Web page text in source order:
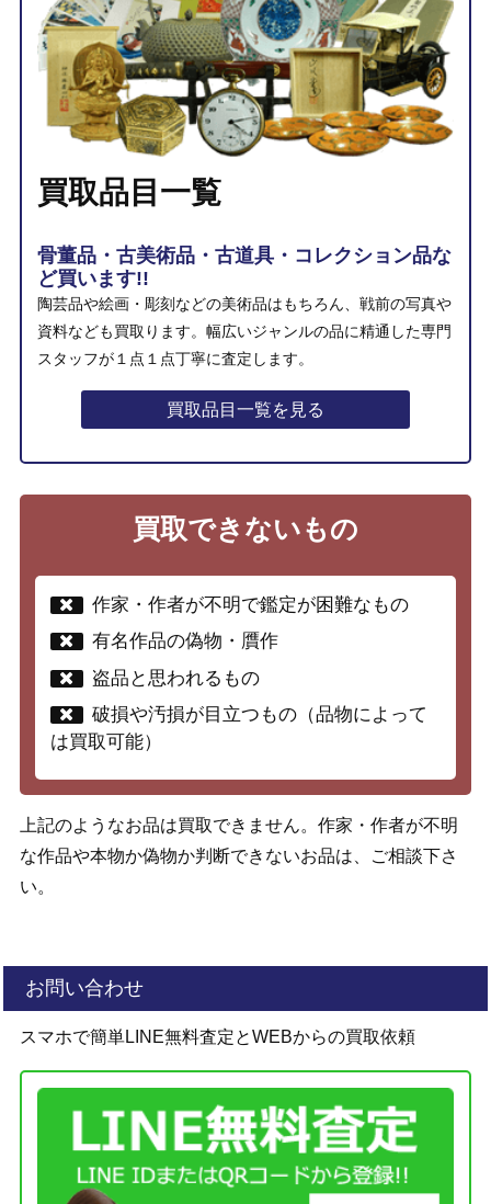
買取品目一覧
骨董品・古美術品・古道具・コレクション品な
ど買います!!
陶芸品や絵画・彫刻などの美術品はもちろん、戦前の写真や
資料なども買取ります。幅広いジャンルの品に精通した専門
スタッフが１点１点丁寧に査定します。
買取品目一覧を見る
買取できないもの
作家・作者が不明で鑑定が困難なもの
有名作品の偽物・贋作
盗品と思われるもの
破損や汚損が目立つもの（品物によって
は買取可能）
上記のようなお品は買取できません。作家・作者が不明
な作品や本物か偽物か判断できないお品は、ご相談下さ
い。
お問い合わせ
スマホで簡単LINE無料査定とWEBからの買取依頼